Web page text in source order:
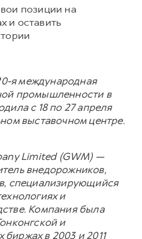
позиции на
и оставить
я международная
промышленности в
с 18 по 27 апреля
выставочном центре.
Limited (GWM) —
внедорожников,
специализирующийся
и
Компания была
и
в 2003 и 2011